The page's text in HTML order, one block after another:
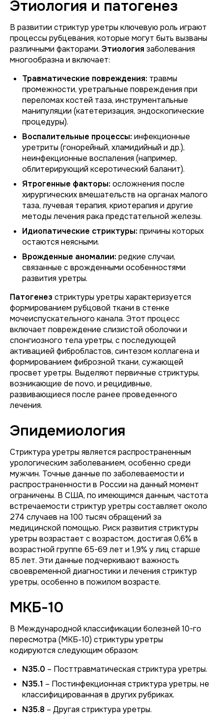
Этиология и патогенез
В развитии стриктур уретры ключевую роль играют
процессы рубцевания, которые могут быть вызваны
различными факторами. Этиология заболевания
многообразна и включает:
Травматические повреждения: травмы
промежности, уретральные повреждения при
переломах костей таза, инструментальные
манипуляции (катетеризация, эндоскопические
процедуры).
Воспалительные процессы: инфекционные
уретриты (гонорейный, хламидийный и др.),
неинфекционные воспаления (например,
облитерирующий ксеротический баланит).
Ятрогенные факторы: осложнения после
хирургических вмешательств на органах малого
таза, лучевая терапия, криотерапия и другие
методы лечения рака предстательной железы.
Идиопатические стриктуры: причины которых
остаются неясными.
Врожденные аномалии: редкие случаи,
связанные с врожденными особенностями
развития уретры.
Патогенез стриктуры уретры характеризуется
формированием рубцовой ткани в стенке
мочеиспускательного канала. Этот процесс
включает повреждение слизистой оболочки и
спонгиозного тела уретры, с последующей
активацией фибробластов, синтезом коллагена и
формированием фиброзной ткани, сужающей
просвет уретры. Выделяют первичные стриктуры,
возникающие de novo, и рецидивные,
развивающиеся после ранее проведенного
лечения.
Эпидемиология
Стриктура уретры является распространенным
урологическим заболеванием, особенно среди
мужчин. Точные данные по заболеваемости и
распространенности в России на данный момент
ограничены. В США, по имеющимся данным, частота
встречаемости стриктур уретры составляет около
274 случаев на 100 тысяч обращений за
медицинской помощью. Риск развития стриктуры
уретры возрастает с возрастом, достигая 0,6% в
возрастной группе 65-69 лет и 1,9% у лиц старше
85 лет. Эти данные подчеркивают важность
своевременной диагностики и лечения стриктур
уретры, особенно в пожилом возрасте.
МКБ-10
В Международной классификации болезней 10-го
пересмотра (МКБ-10) стриктуры уретры
кодируются следующим образом:
N35.0 – Посттравматическая стриктура уретры.
N35.1 – Постинфекционная стриктура уретры, не
классифицированная в других рубриках.
N35.8 – Другая стриктура уретры.